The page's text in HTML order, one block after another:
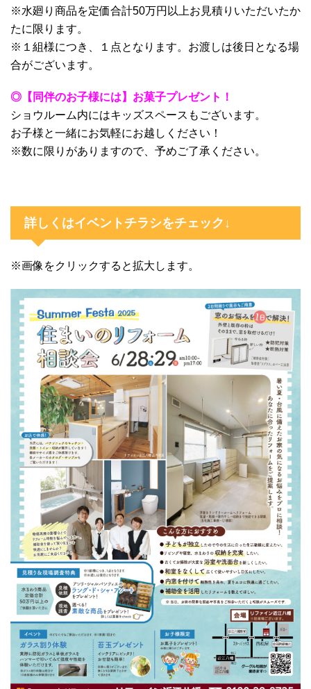
※水廻り商品を定価合計50万円以上お見積りいただいたか
たに限ります。
※１組様につき、１点となります。お渡しは後日となる場
合がございます。
◎【同伴のお子様には】お菓子プレゼント！
ショウルーム内にはキッズスペースもございます。
お子様と一緒にお気軽にお越しください！
※数に限りがありますので、予めご了承ください。
詳しくはイベントチラシをチェック↓
※画像をクリックすると拡大します。